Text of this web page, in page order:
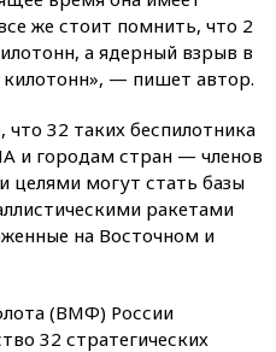
же стоит помнить, что 2
а ядерный взрыв в
килотонн», — пишет автор.
32 таких беспилотника
и городам стран — членов
целями могут стать базы
ракетами
на Восточном и
(ВМФ) России
32 стратегических